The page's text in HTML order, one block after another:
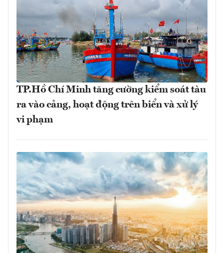
TP.Hồ Chí Minh tăng cường kiểm soát tàu
ra vào cảng, hoạt động trên biển và xử lý
vi phạm